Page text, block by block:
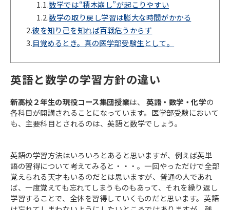
1.1.数学では“積木崩し”が起こりやすい
1.2.数学の取り戻し学習は膨大な時間がかかる
2.彼を知り己を知れば百戦危うからず
3.目覚めるとき。真の医学部受験生として。
英語と数学の学習方針の違い
新高校２年生の現役コース集団授業は、 英語・数学・化学の
各科目が開講されることになっています。医学部受験において
も、主要科目とされるのは、英語と数学でしょう。
英語の学習方法はいろいろとあると思いますが、例えば英単
語の習得について考えてみると・・・。一回やっただけで全部
覚えられる天才もいるのだとは思いますが、普通の人であれ
ば、一度覚えても忘れてしまうものもあって、それを繰り返し
学習することで、全体を習得していくものだと思います。英語